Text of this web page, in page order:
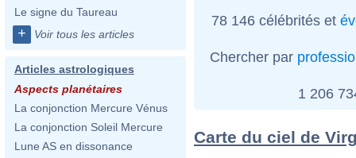
Le signe du Taureau
+ Voir tous les articles
Articles astrologiques
Aspects planétaires
La conjonction Mercure Vénus
La conjonction Soleil Mercure
Lune AS en dissonance
78 146 célébrités et
Chercher par
1 206
Carte du ciel de